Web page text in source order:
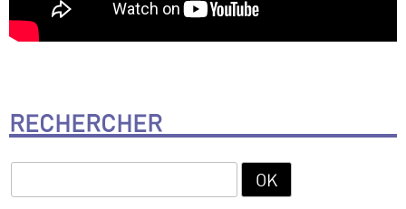
RECHERCHER